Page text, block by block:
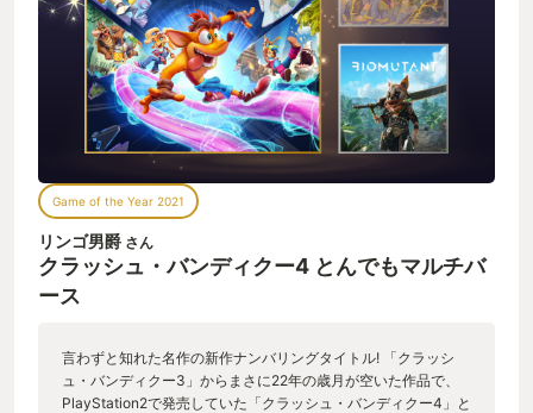
Game of the Year 2021
リンゴ男爵 さん
クラッシュ・バンディクー4 とんでもマルチバ
ース
言わずと知れた名作の新作ナンバリングタイトル! 「クラッシ
ュ・バンディクー3」からまさに22年の歳月が空いた作品で、
PlayStation2で発売していた「クラッシュ・バンディクー4」と